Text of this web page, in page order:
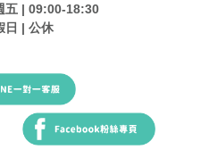
五 | 09:00-18:30
日 | 公休